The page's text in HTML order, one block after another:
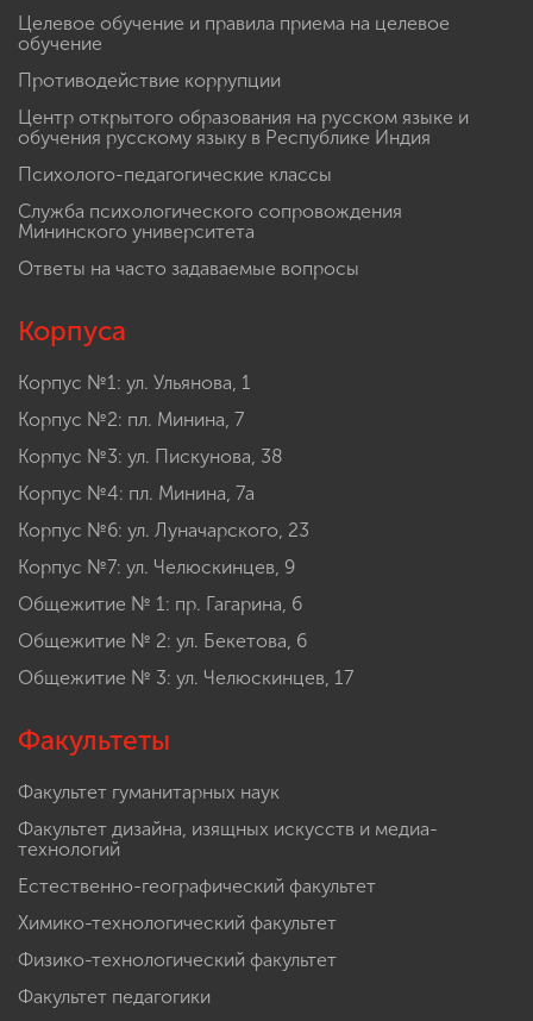
Целевое обучение и правила приема на целевое
обучение
Противодействие коррупции
Центр открытого образования на русском языке и
обучения русскому языку в Республике Индия
Психолого-педагогические классы
Служба психологического сопровождения
Мининского университета
Ответы на часто задаваемые вопросы
Корпуса
Корпус №1: ул. Ульянова, 1
Корпус №2: пл. Минина, 7
Корпус №3: ул. Пискунова, 38
Корпус №4: пл. Минина, 7а
Корпус №6: ул. Луначарского, 23
Корпус №7: ул. Челюскинцев, 9
Общежитие № 1: пр. Гагарина, 6
Общежитие № 2: ул. Бекетова, 6
Общежитие № 3: ул. Челюскинцев, 17
Факультеты
Факультет гуманитарных наук
Факультет дизайна, изящных искусств и медиа-
технологий
Естественно-географический факультет
Химико-технологический факультет
Физико-технологический факультет
Факультет педагогики